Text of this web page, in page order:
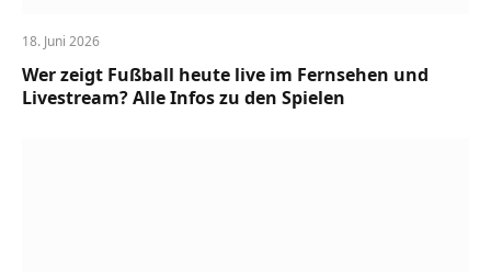
18. Juni 2026
Wer zeigt Fußball heute live im Fernsehen und
Livestream? Alle Infos zu den Spielen